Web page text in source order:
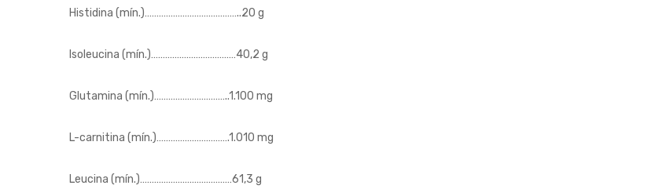
Histidina (mín.)…………………………………..20 g
Isoleucina (mín.)………………………………40,2 g
Glutamina (mín.)…………………………..1.100 mg
L-carnitina (mín.)………………………….1.010 mg
Leucina (mín.)…………………………………61,3 g